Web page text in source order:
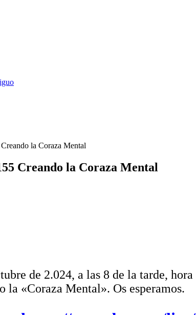
la Coraza Mental
Creando la Coraza Mental
2.024, a las 8 de la tarde, hora
la «Coraza Mental». Os esperamos.